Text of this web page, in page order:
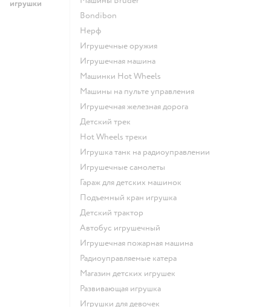
игрушки
Bondibon
Нерф
Игрушечные оружия
Игрушечная машина
Машинки Hot Wheels
Машины на пульте управления
Игрушечная железная дорога
Детский трек
Hot Wheels треки
Игрушка танк на радиоуправлении
Игрушечные самолеты
Гараж для детских машинок
Подъемный кран игрушка
Детский трактор
Автобус игрушечный
Игрушечная пожарная машина
Радиоуправляемые катера
Магазин детских игрушек
Развивающая игрушка
Игрушки для девочек